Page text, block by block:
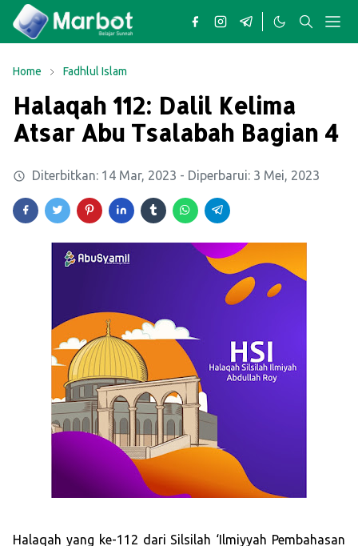
Home Fadhlul Islam
Halaqah 112: Dalil Kelima
Atsar Abu Tsalabah Bagian 4
Diterbitkan: 14 Mar, 2023 - Diperbarui: 3 Mei, 2023
Halaqah yang ke-112 dari Silsilah ‘Ilmiyyah Pembahasan